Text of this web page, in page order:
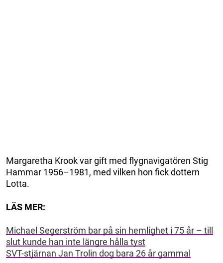
Margaretha Krook var gift med flygnavigatören Stig
Hammar 1956–1981, med vilken hon fick dottern
Lotta.
LÄS MER:
Michael Segerström bar på sin hemlighet i 75 år – till
slut kunde han inte längre hålla tyst
SVT-stjärnan Jan Trolin dog bara 26 år gammal